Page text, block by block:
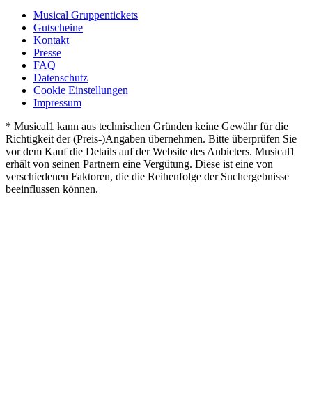
Musical Gruppentickets
Gutscheine
Kontakt
Presse
FAQ
Datenschutz
Cookie Einstellungen
Impressum
* Musical1 kann aus technischen Gründen keine Gewähr für die
Richtigkeit der (Preis-)Angaben übernehmen. Bitte überprüfen Sie
vor dem Kauf die Details auf der Website des Anbieters. Musical1
erhält von seinen Partnern eine Vergütung. Diese ist eine von
verschiedenen Faktoren, die die Reihenfolge der Suchergebnisse
beeinflussen können.